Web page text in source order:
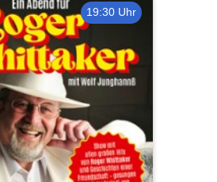
19:30 Uhr